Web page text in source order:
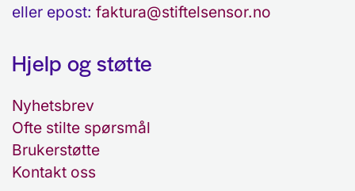
eller epost: faktura@stiftelsensor.no
Hjelp og støtte
Nyhetsbrev
Ofte stilte spørsmål
Brukerstøtte
Kontakt oss